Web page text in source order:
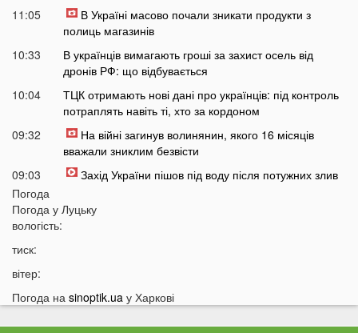
11:05
В Україні масово почали зникати продукти з
полиць магазинів
10:33
В українців вимагають гроші за захист осель від
дронів РФ: що відбувається
10:04
ТЦК отримають нові дані про українців: під контроль
потраплять навіть ті, хто за кордоном
09:32
На війні загинув волинянин, якого 16 місяців
вважали зниклим безвісти
09:03
Захід України пішов під воду після потужних злив
08:50
травмований
Погода
Погода у Луцьку
вологість:
тиск:
вітер:
Погода на sinoptik.ua у Харкові